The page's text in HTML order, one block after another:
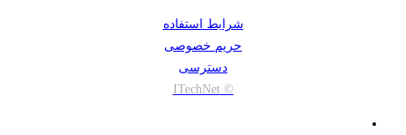
شرایط استفاده
حریم خصوصی
دسترسی
© ITechNet